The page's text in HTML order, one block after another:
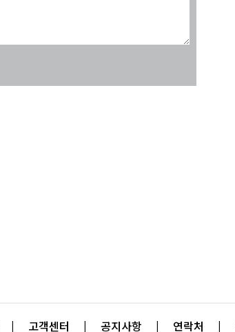
| 고객센터 | 공지사항 | 연락처 |